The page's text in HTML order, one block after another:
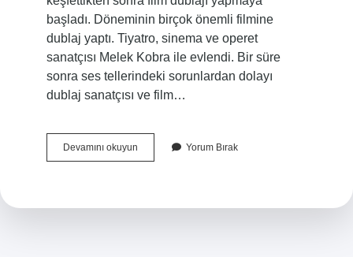
başladı. Döneminin birçok önemli filmine
dublaj yaptı. Tiyatro, sinema ve operet
sanatçısı Melek Kobra ile evlendi. Bir süre
sonra ses tellerindeki sorunlardan dolayı
dublaj sanatçısı ve film…
Devamını okuyunFerdi
Tayfur
Yorum Bırak